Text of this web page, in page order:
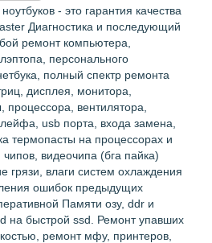
- это гарантия качества
Диагностика и последующий
ремонт компьютера,
персонального
полный спектр ремонта
дисплея, монитора,
процессора, вентилятора,
usb порта, входа замена,
термопасты на процессорах и
видеочипа (бга пайка)
грязи, влаги систем охлаждения
ошибок предыдущих
Памяти озу, ddr и
на быстрой ssd. Ремонт упавших
ремонт мфу, принтеров,